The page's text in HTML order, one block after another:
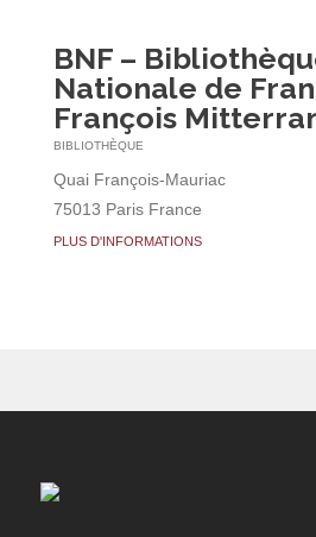
BNF –
Nationale de
François
BIBLIOTHÈQUE
Quai François-Mauriac
75013 Paris France
PLUS D'INFORMATIONS